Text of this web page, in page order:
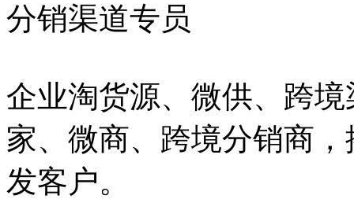
分销渠道专员
企业淘货源、微供、跨
家、微商、跨境分销商
发客户。